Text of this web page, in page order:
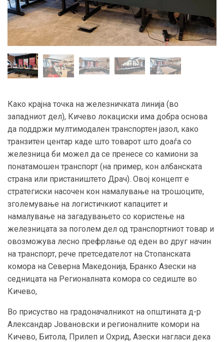
Како крајна точка на железничката линија (во
западниот дел), Кичево локациски има добра основа
да поддржи мултимодален транспортен јазол, како
транзитен центар каде што товарот што доаѓа со
железница би можел да се пренесе со камиони за
понатамошен транспорт (на пример, кон албанската
страна или пристаништето Драч). Овој концепт е
стратегиски насочен кон намалување на трошоците,
зголемување на логистичкиот капацитет и
намалување на загадувањето со користење на
железницата за поголем дел од транспортниот товар и
овозможува лесно префрлање од еден во друг начин
на транспорт, рече претседателот на Стопанската
комора на Северна Македонија, Бранко Азески на
седницата на Регионалната комора со седиште во
Кичево,
Во присуство на градоначалникот на општината д-р
Александар Јовановски и регионалните комори на
Кичево, Битола, Прилеп и Охрид, Азески нагласи дека